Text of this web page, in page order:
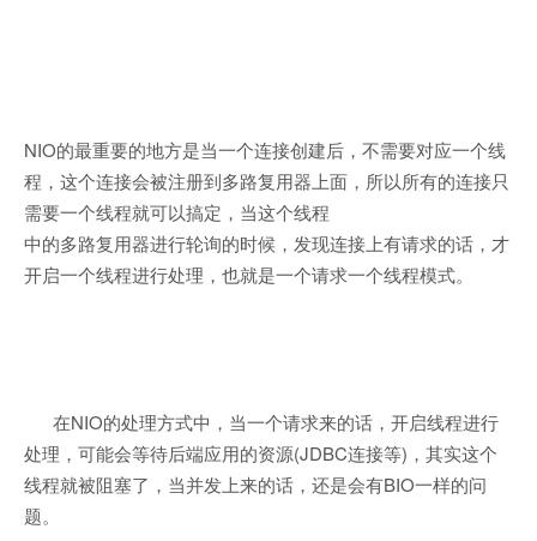
NIO的最重要的地方是当一个连接创建后，不需要对应一个线
程，这个连接会被注册到多路复用器上面，所以所有的连接只
需要一个线程就可以搞定，当这个线程
中的多路复用器进行轮询的时候，发现连接上有请求的话，才
开启一个线程进行处理，也就是一个请求一个线程模式。
在NIO的处理方式中，当一个请求来的话，开启线程进行
处理，可能会等待后端应用的资源(JDBC连接等)，其实这个
线程就被阻塞了，当并发上来的话，还是会有BIO一样的问
题。